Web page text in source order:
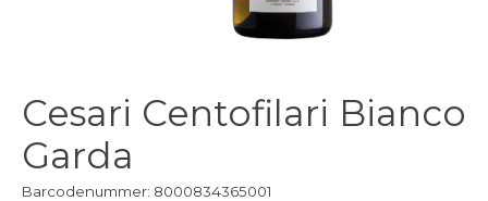
Cesari Centofilari Bianco
Garda
Barcodenummer: 8000834365001